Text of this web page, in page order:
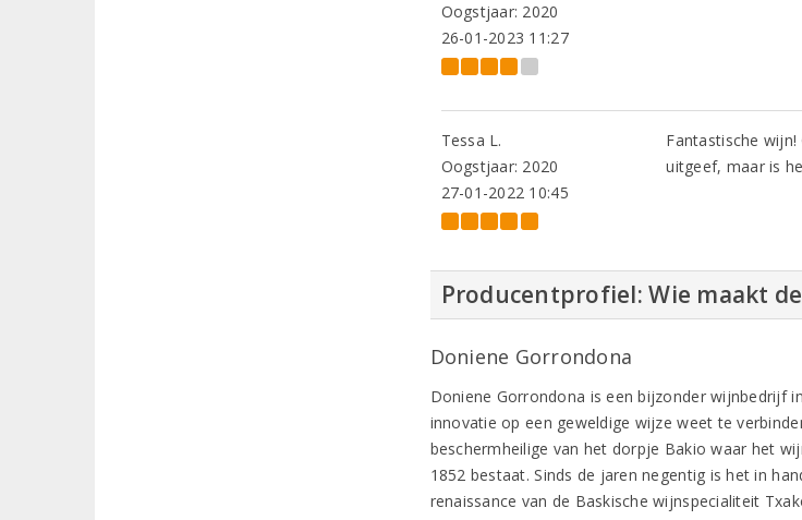
Oogstjaar: 2020
26-01-2023 11:27
Tessa L.
Oogstjaar: 2020
27-01-2022 10:45
Fantastische
uitgeef, maar is
Producentprofiel: Wie maakt
Doniene Gorrondona
Doniene Gorrondona is een bijzonder wijnbedrijf
innovatie op een geweldige wijze weet te
beschermheilige van het dorpje Bakio waar het
1852 bestaat. Sinds de jaren negentig is het in
renaissance van de Baskische wijnspecialiteit